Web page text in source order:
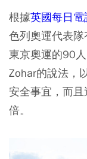
根據英國每日電
色列奧運代表
東京奧運的90
Zohar的說法，
安全事宜，而
倍。